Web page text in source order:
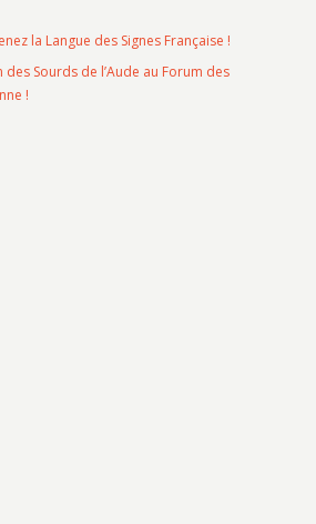
la Langue des Signes Française !
des Sourds de l’Aude au Forum des
!